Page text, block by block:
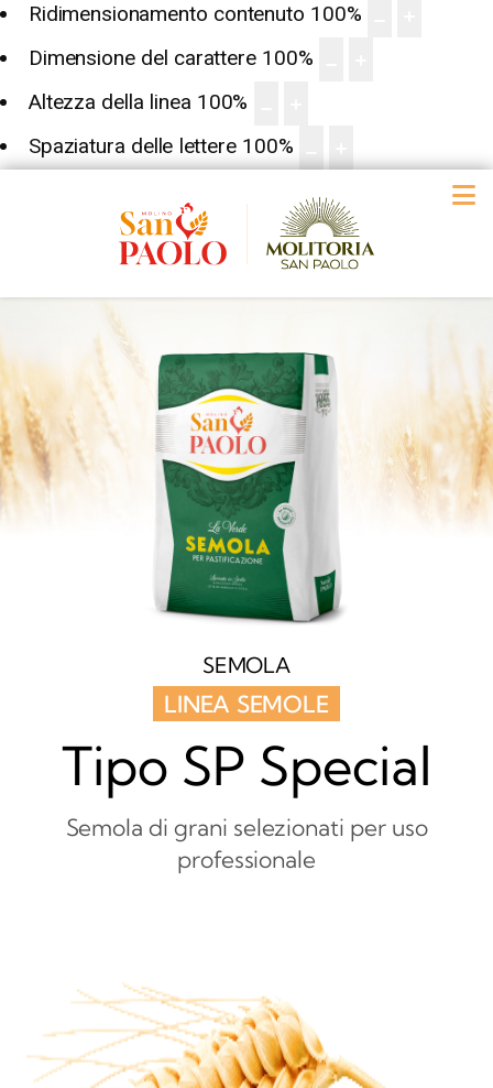
Ridimensionamento contenuto 100%
Dimensione del carattere 100%
Altezza della linea 100%
Spaziatura delle lettere 100%
SEMOLA
LINEA SEMOLE
Tipo SP Special
Semola di grani selezionati per uso
professionale